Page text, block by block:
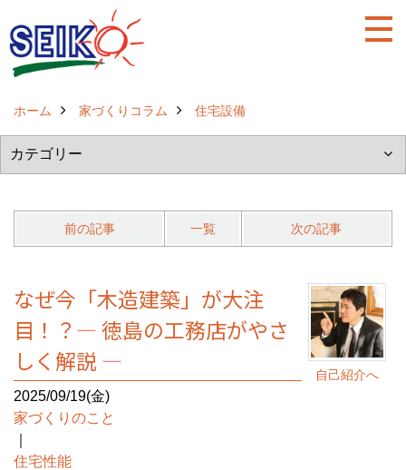
ホーム 家づくりコラム 住宅設備
前の記事 一覧 次の記事
自己紹介へ
なぜ今「木造建築」が大注
目！？― 徳島の工務店がやさ
しく解説 ―
2025/09/19(金)
家づくりのこと
住宅性能